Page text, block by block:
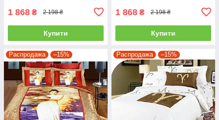
1 868 ₴ 2 198 ₴
Купити
1 868 ₴ 2 198 ₴
Купити
Распродажа –15% Распродажа –15%